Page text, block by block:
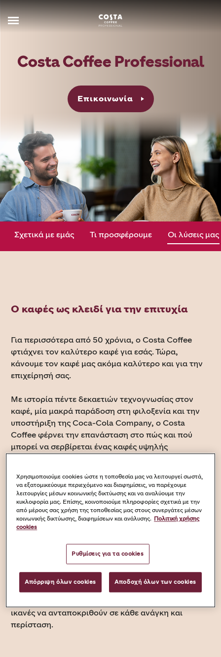
Costa Coffee Professional
Επικοινωνία
Σχετικά με εμάς Τι προσφέρουμε Οι λύσεις μας
Ο καφές ως κλειδί για την επιτυχία
Για περισσότερα από 50 χρόνια, o Costa Coffee
φτιάχνει τον καλύτερο καφέ για εσάς. Τώρα,
κάνουμε τον καφέ μας ακόμα καλύτερο και για την
επιχείρησή σας.
Με ιστορία πέντε δεκαετιών τεχνογνωσίας στον
καφέ, μία μακρά παράδοση στη φιλοξενία και την
υποστήριξη της Coca-Cola Company, ο Costa
Coffee φέρνει την επανάσταση στο πώς και πού
μπορεί να σερβίρεται ένας καφές υψηλής
μας και τις επιχειρήσεις τους, σχεδιάζουμε
καλύτερες λύσεις ώστε να τους αποφέρουν
περισσότερα κέρδη, να απαιτούν λιγότερο κόπο και
να απλοποιούν τις καθημερινές λειτουργίες της
κάθε επιχείρησής, δημιουργώντας παράλληλα μια
καλύτερη εμπειρία καφέ για τον τελικό πελάτη.
Είτε απευθυνόμαστε σε μια μεγάλη ξενοδοχειακή
μονάδα, μια μικρή ομάδα εστιατορίων, ένα
κατάστημα λιανικής ή ένα χώρο εργασίας, ο Costa
ικανές να ανταποκριθούν σε κάθε ανάγκη και
περίσταση.
Χρησιμοποιούμε cookies ώστε η τοποθεσία μας να λειτουργεί σωστά,
να εξατομικεύουμε περιεχόμενο και διαφημίσεις, να παρέχουμε
λειτουργίες μέσων κοινωνικής δικτύωσης και να αναλύουμε την
κυκλοφορία μας. Επίσης, κοινοποιούμε πληροφορίες σχετικά με την
από μέρους σας χρήση της τοποθεσίας μας στους συνεργάτες μέσων
κοινωνικής δικτύωσης, διαφημίσεων και ανάλυσης. Πολιτική χρήσης
cookies
Ρυθμίσεις για τα cookies
Απόρριψη όλων cookies Αποδοχή όλων των cookies